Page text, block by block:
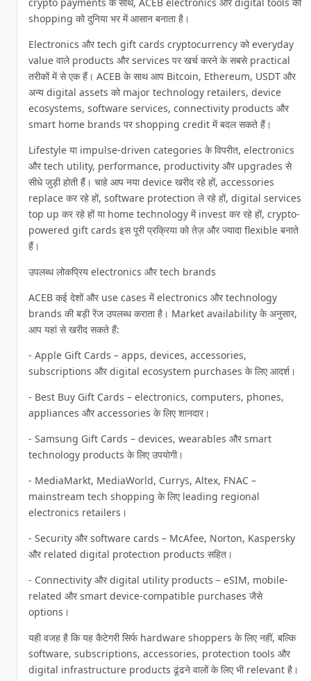
shopping को दुनिया भर में आसान बनाता है।
Electronics और tech gift cards cryptocurrency को everyday
value वाले products और services पर खर्च करने के सबसे practical
तरीकों में से एक हैं। ACEB के साथ आप Bitcoin, Ethereum, USDT और
अन्य digital assets को major technology retailers, device
ecosystems, software services, connectivity products और
smart home brands पर shopping credit में बदल सकते हैं।
Lifestyle या impulse-driven categories के विपरीत, electronics
और tech utility, performance, productivity और upgrades से
सीधे जुड़ी होती हैं। चाहे आप नया device खरीद रहे हों, accessories
replace कर रहे हों, software protection ले रहे हों, digital services
top up कर रहे हों या home technology में invest कर रहे हों, crypto-
powered gift cards इस पूरी प्रक्रिया को तेज़ और ज्यादा flexible बनाते
हैं।
उपलब्ध लोकप्रिय electronics और tech brands
ACEB कई देशों और use cases में electronics और technology
brands की बड़ी रेंज उपलब्ध कराता है। Market availability के अनुसार,
आप यहां से खरीद सकते हैं:
- Apple Gift Cards – apps, devices, accessories,
subscriptions और digital ecosystem purchases के लिए आदर्श।
- Best Buy Gift Cards – electronics, computers, phones,
appliances और accessories के लिए शानदार।
- Samsung Gift Cards – devices, wearables और smart
technology products के लिए उपयोगी।
- MediaMarkt, MediaWorld, Currys, Altex, FNAC –
mainstream tech shopping के लिए leading regional
electronics retailers।
- Security और software cards – McAfee, Norton, Kaspersky
और related digital protection products सहित।
- Connectivity और digital utility products – eSIM, mobile-
related और smart device-compatible purchases जैसे
options।
यही वजह है कि यह कैटेगरी सिर्फ hardware shoppers के लिए नहीं, बल्कि
software, subscriptions, accessories, protection tools और
digital infrastructure products ढूंढने वालों के लिए भी relevant है।